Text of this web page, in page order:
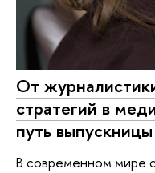
От
стратегий в
путь
В современном мире